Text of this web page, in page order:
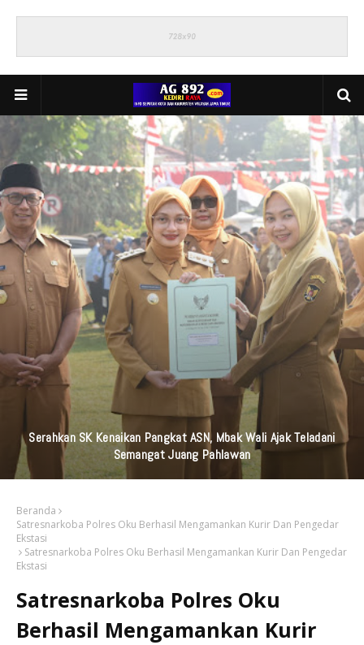
KAI Daop 7 Madiun Kembali Salurkan Bantuan TJSL Senilai
Ratusan Juta Untuk Infrastruktur, Pendidikan, Pelestarian
Budaya, Dan Disabilitas
Beranda
Satresnarkoba Polres Oku Berhasil Mengamankan Kurir Dan Pengedar
Ekstasi
Satresnarkoba Polres Oku Berhasil Mengamankan Kurir Dan Pengedar
Ekstasi
Satresnarkoba Polres Oku
Berhasil Mengamankan Kurir